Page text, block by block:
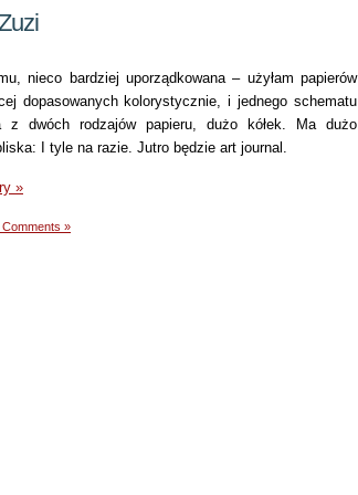
nieco bardziej uporządkowana – użyłam papierów
dopasowanych kolorystycznie, i jednego schematu
z dwóch rodzajów papieru, dużo kółek. Ma dużo
I tyle na razie. Jutro będzie art journal.
»
Comments »